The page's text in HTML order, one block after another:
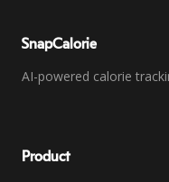
SnapCalorie
AI-powered calorie
Product